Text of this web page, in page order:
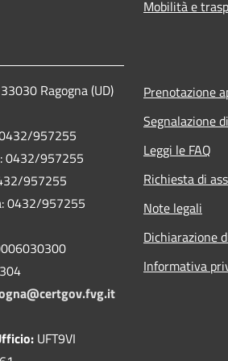
Mobilità e
Ragogna (UD)
957255
0432/957255
957255
0432/957255
UFT9VI
Prenotazione
Segnalazione
Leggi le FAQ
Richiesta di
Note legali
Dichiarazione
Informativa